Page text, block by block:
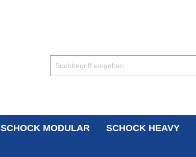
SCHOCK MODULAR SCHOCK HEAVY